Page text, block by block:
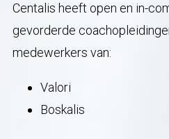
Centalis heeft open en in-
gevorderde
medewerkers van:
Valori
Boskalis